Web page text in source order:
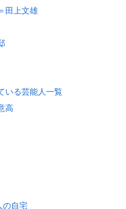
田上文雄
いる芸能人一覧
高
の自宅